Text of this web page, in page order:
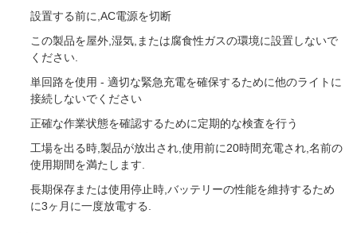
設置する前に,AC電源を切断
この製品を屋外,湿気,または腐食性ガスの環境に設置しないで
ください.
単回路を使用 - 適切な緊急充電を確保するために他のライトに
接続しないでください
正確な作業状態を確認するために定期的な検査を行う
工場を出る時,製品が放出され,使用前に20時間充電され,名前の
使用期間を満たします.
長期保存または使用停止時,バッテリーの性能を維持するため
に3ヶ月に一度放電する.